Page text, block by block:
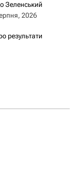
Зеленський
2026
результати